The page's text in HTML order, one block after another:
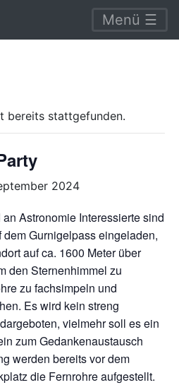
Menü ☰
bereits stattgefunden.
2024
Astronomie Interessierte sind
Gurnigelpass eingeladen,
auf ca. 1600 Meter über
den Sternenhimmel zu
zu fachsimpeln und
Es wird kein streng
vielmehr soll es ein
zum Gedankenaustausch
werden bereits vor dem
die Fernrohre aufgestellt.